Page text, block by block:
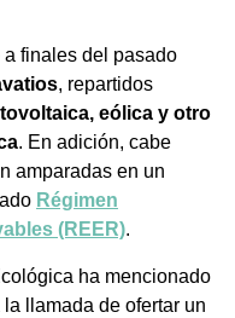
finales del pasado
, repartidos
eólica y otro
. En adición, cabe
amparadas en un
Régimen
(REER).
ha mencionado
llamada de ofertar un